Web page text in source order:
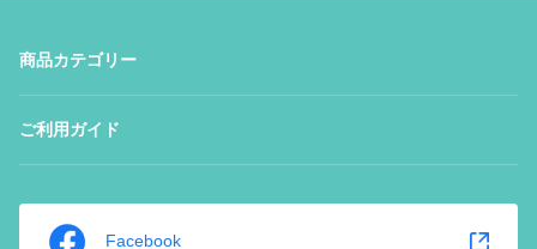
商品カテゴリー
ご利用ガイド
Facebook